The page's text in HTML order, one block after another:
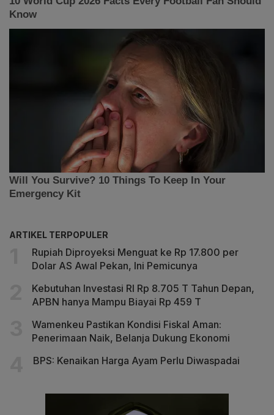
ARTIKEL TERPOPULER
Rupiah Diproyeksi Menguat ke Rp 17.800 per
Dolar AS Awal Pekan, Ini Pemicunya
Kebutuhan Investasi RI Rp 8.705 T Tahun Depan,
APBN hanya Mampu Biayai Rp 459 T
Wamenkeu Pastikan Kondisi Fiskal Aman:
Penerimaan Naik, Belanja Dukung Ekonomi
BPS: Kenaikan Harga Ayam Perlu Diwaspadai